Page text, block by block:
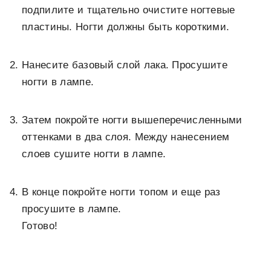
подпилите и тщательно очистите ногтевые
пластины. Ногти должны быть короткими.
Нанесите базовый слой лака. Просушите
ногти в лампе.
Затем покройте ногти вышеперечисленными
оттенками в два слоя. Между нанесением
слоев сушите ногти в лампе.
В конце покройте ногти топом и еще раз
просушите в лампе.
Готово!